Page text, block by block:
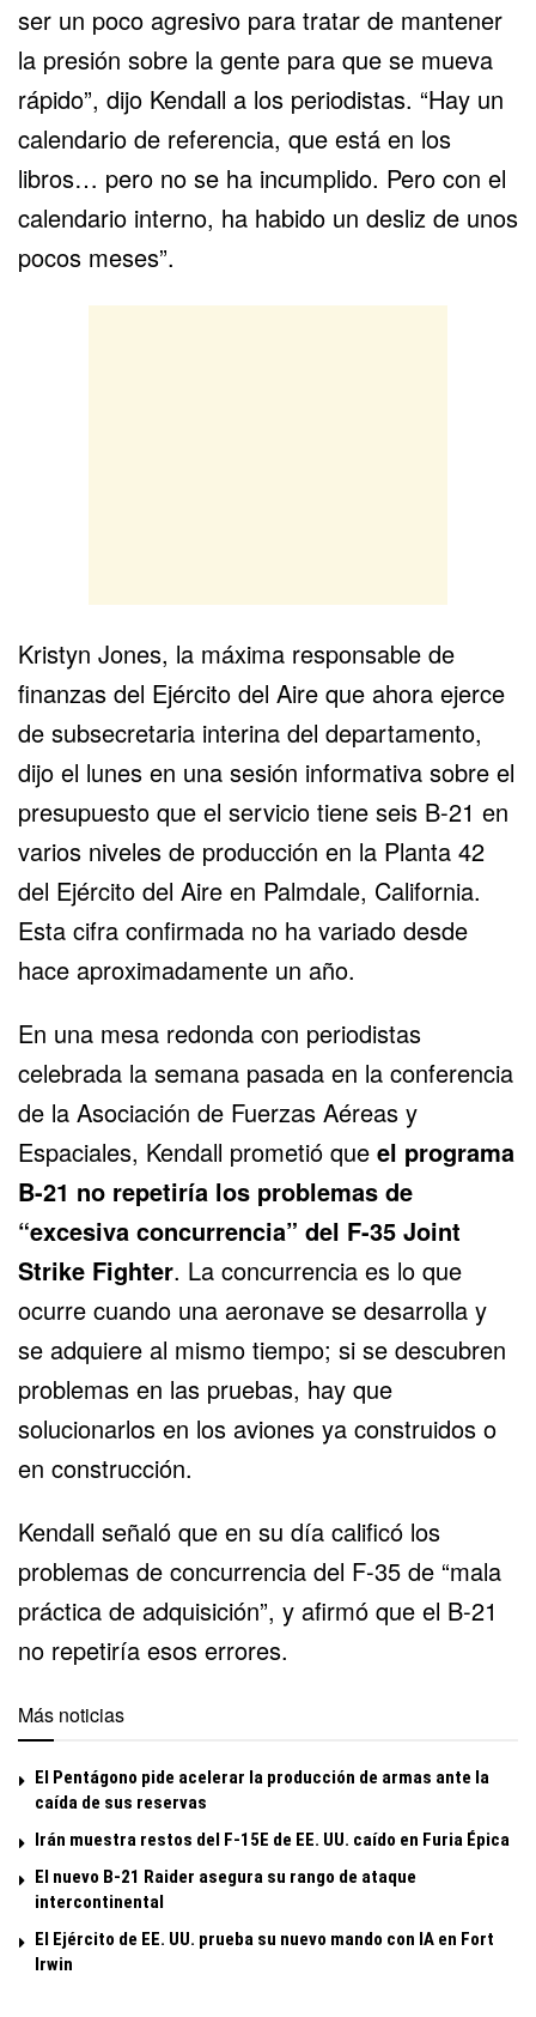
ser un poco agresivo para tratar de mantener
la presión sobre la gente para que se mueva
rápido”, dijo Kendall a los periodistas. “Hay un
calendario de referencia, que está en los
libros… pero no se ha incumplido. Pero con el
calendario interno, ha habido un desliz de unos
pocos meses”.
Kristyn Jones, la máxima responsable de
finanzas del Ejército del Aire que ahora ejerce
de subsecretaria interina del departamento,
dijo el lunes en una sesión informativa sobre el
presupuesto que el servicio tiene seis B-21 en
varios niveles de producción en la Planta 42
del Ejército del Aire en Palmdale, California.
Esta cifra confirmada no ha variado desde
hace aproximadamente un año.
En una mesa redonda con periodistas
celebrada la semana pasada en la conferencia
de la Asociación de Fuerzas Aéreas y
Espaciales, Kendall prometió que el programa
B-21 no repetiría los problemas de
“excesiva concurrencia” del F-35 Joint
Strike Fighter. La concurrencia es lo que
ocurre cuando una aeronave se desarrolla y
se adquiere al mismo tiempo; si se descubren
problemas en las pruebas, hay que
solucionarlos en los aviones ya construidos o
en construcción.
Kendall señaló que en su día calificó los
problemas de concurrencia del F-35 de “mala
práctica de adquisición”, y afirmó que el B-21
no repetiría esos errores.
Más noticias
El Pentágono pide acelerar la producción de armas ante la
caída de sus reservas
Irán muestra restos del F-15E de EE. UU. caído en Furia Épica
El nuevo B-21 Raider asegura su rango de ataque
intercontinental
El Ejército de EE. UU. prueba su nuevo mando con IA en Fort
Irwin